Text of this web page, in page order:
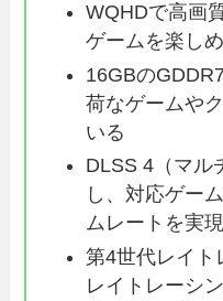
WQHDで高画
ゲームを楽し
16GBの
荷なゲームや
いる
DLSS 4（マル
し、対応ゲー
ムレートを実現
第4世代レイト
レイトレーシ